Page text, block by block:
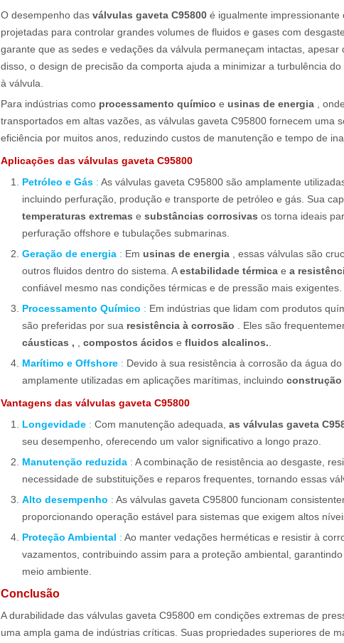
O desempenho das válvulas gaveta C95800 é igualmente impressionante
projetadas para controlar grandes volumes de fluidos e gases com
garante que as sedes e vedações da válvula permaneçam intactas,
disso, o design de precisão da comporta ajuda a minimizar a turbulência
à válvula.
Para indústrias como processamento químico e usinas de energia , onde
transportados em altas vazões, as válvulas gaveta C95800 fornecem uma
eficiência por muitos anos, reduzindo custos de manutenção e tempo de
Aplicações das válvulas gaveta C95800
Petróleo e Gás : As válvulas gaveta C95800 são amplamente
incluindo perfuração, produção e transporte de petróleo e gás. Sua
temperaturas extremas e substâncias corrosivas os torna ideais
perfuração offshore e tubulações submarinas.
Geração de energia : Em usinas de energia
, essas válvulas são
outros fluidos dentro do sistema. Aestabilidade térmica e a
confiável mesmo nas condições térmicas e de pressão mais exigentes.
Processamento Químico : Em indústrias que lidam com produtos
são preferidas por sua resistência à corrosão . Eles são
cáusticas ,
compostos ácidos e fluidos alcalinos.
Marítimo e Offshore : Devido à sua resistência à corrosão da água
amplamente utilizadas em aplicações marítimas, incluindo construção
Vantagens das válvulas gaveta C95800
Longevidade : Com manutenção adequada, as válvulas gaveta
seu desempenho, oferecendo um valor significativo a longo prazo.
Manutenção reduzida : A combinação de resistência ao desgaste,
necessidade de substituições e reparos frequentes, tornando essas
Alto desempenho : As válvulas gaveta C95800 funcionam
proporcionando operação estável para sistemas que exigem altos
Proteção Ambiental : Ao manter vedações herméticas e resistir à
vazamentos, contribuindo assim para a proteção ambiental,
meio ambiente.
Conclusão
A durabilidade das válvulas gaveta C95800 em condições extremas de
uma ampla gama de indústrias críticas. Suas propriedades superiores de